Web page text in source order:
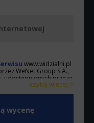
www.widzialni.pl
WeNet Group S.A.,
udostępnionych przeze
opisanych w
cele przetwarzania
WeNet Group S.A.,
w zakresie
czytaj więcej >
< zwiń